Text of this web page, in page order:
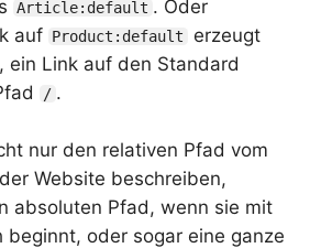
Article:default . Oder
auf Product:default
erzeugt
, ein Link auf den Standard
/ .
nur den relativen Pfad vom
Website beschreiben,
absoluten Pfad, wenn sie mit
beginnt, oder sogar eine ganze